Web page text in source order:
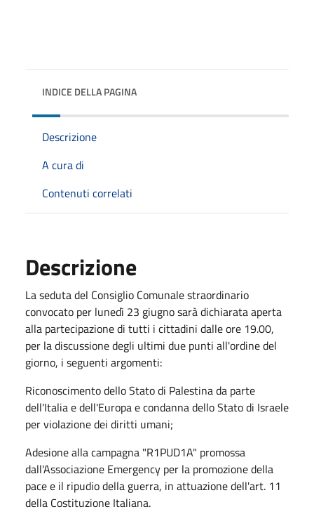
INDICE DELLA PAGINA
Descrizione
A cura di
Contenuti correlati
Descrizione
La seduta del Consiglio Comunale straordinario
convocato per lunedì 23 giugno sarà dichiarata aperta
alla partecipazione di tutti i cittadini dalle ore 19.00,
per la discussione degli ultimi due punti all'ordine del
giorno, i seguenti argomenti:
Riconoscimento dello Stato di Palestina da parte
dell'Italia e dell'Europa e condanna dello Stato di Israele
per violazione dei diritti umani;
Adesione alla campagna "R1PUD1A" promossa
dall'Associazione Emergency per la promozione della
pace e il ripudio della guerra, in attuazione dell'art. 11
della Costituzione Italiana.